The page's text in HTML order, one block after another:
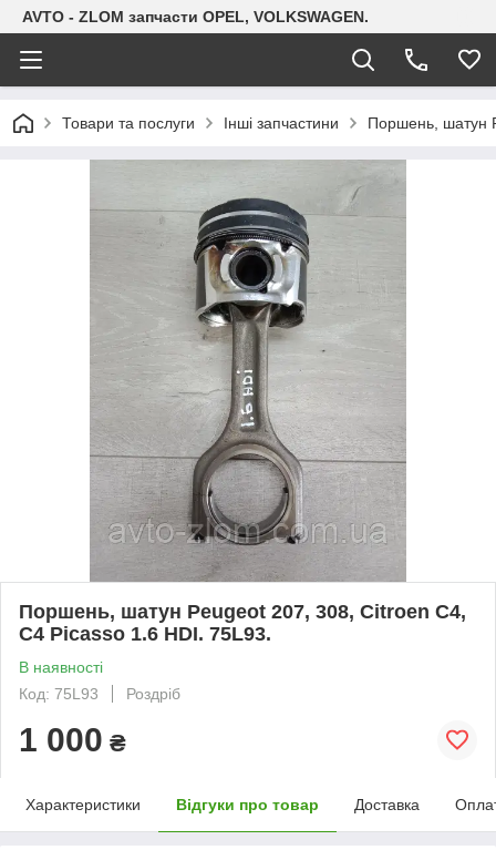
AVTO - ZLOM запчасти OPEL, VOLKSWAGEN.
Товари та послуги Інші запчастини Поршень, шатун
Поршень, шатун Peugeot 207, 308, Citroen C4,
C4 Picasso 1.6 HDI. 75L93.
В наявності
Код: 75L93
Роздріб
1 000 ₴
Характеристики Відгуки про товар Доставка